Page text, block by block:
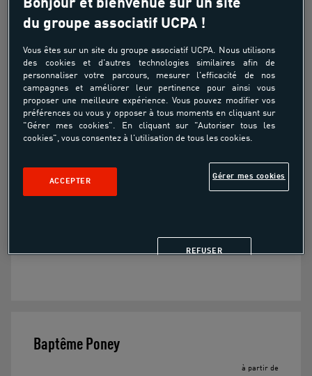
Baptême Poney
Découverte
À partir de
10.00€
Pour découvrir l'équitation
Baptême Poney
à partir de
Bonjour et bienvenue sur un site
du groupe associatif UCPA !
Vous êtes sur un site du groupe associatif UCPA. Nous utilisons
des cookies et d'autres technologies similaires afin de
personnaliser votre parcours, mesurer l'efficacité de nos
campagnes et améliorer leur pertinence pour ainsi vous
proposer une meilleure expérience. Vous pouvez modifier vos
préférences ou vous y opposer à tous moments en cliquant sur
"Gérer mes cookies". En cliquant sur "Autoriser tous les
cookies", vous consentez à l'utilisation de tous les cookies.
Gérer mes cookies
REFUSER
ACCEPTER